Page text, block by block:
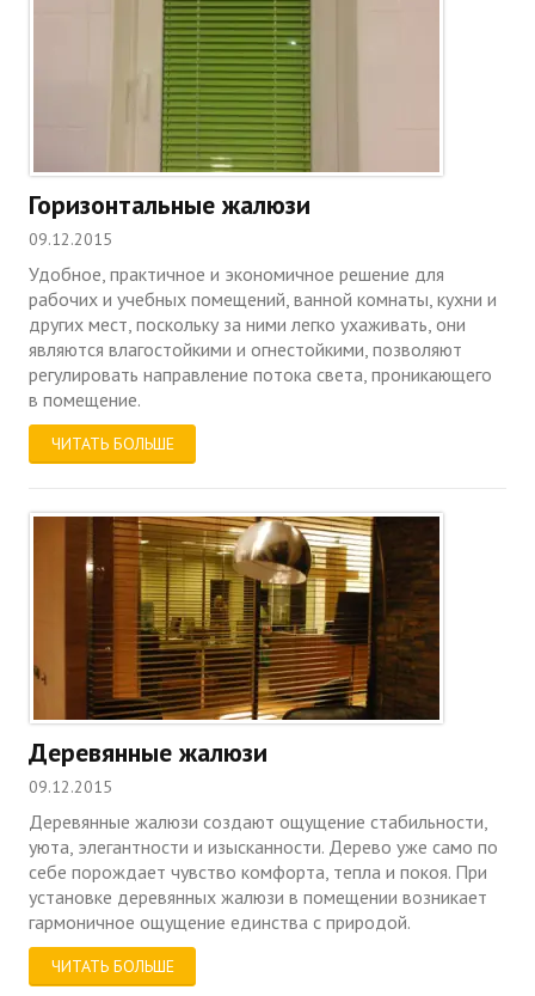
Горизонтальные жалюзи
09.12.2015
Удобное, практичное и экономичное решение для
рабочих и учебных помещений, ванной комнаты, кухни и
других мест, поскольку за ними легко ухаживать, они
являются влагостойкими и огнестойкими, позволяют
регулировать направление потока света, проникающего
в помещение.
ЧИТАТЬ БОЛЬШЕ
Деревянные жалюзи
09.12.2015
Деревянные жалюзи создают ощущение стабильности,
уюта, элегантности и изысканности. Дерево уже само по
себе порождает чувство комфорта, тепла и покоя. При
установке деревянных жалюзи в помещении возникает
гармоничное ощущение единства с природой.
ЧИТАТЬ БОЛЬШЕ